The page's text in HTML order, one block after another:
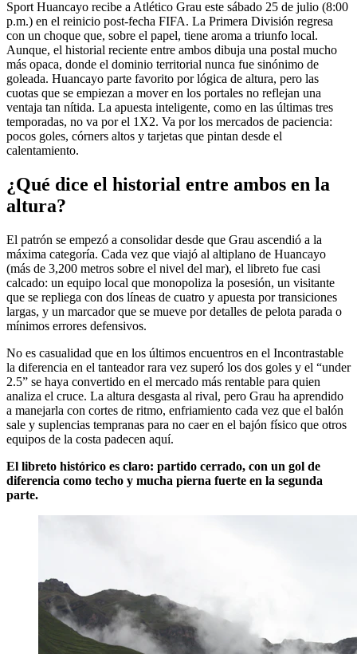
Sport Huancayo recibe a Atlético Grau este sábado 25 de julio (8:00
p.m.) en el reinicio post-fecha FIFA. La Primera División regresa
con un choque que, sobre el papel, tiene aroma a triunfo local.
Aunque, el historial reciente entre ambos dibuja una postal mucho
más opaca, donde el dominio territorial nunca fue sinónimo de
goleada. Huancayo parte favorito por lógica de altura, pero las
cuotas que se empiezan a mover en los portales no reflejan una
ventaja tan nítida. La apuesta inteligente, como en las últimas tres
temporadas, no va por el 1X2. Va por los mercados de paciencia:
pocos goles, córners altos y tarjetas que pintan desde el
calentamiento.
¿Qué dice el historial entre ambos en la
altura?
El patrón se empezó a consolidar desde que Grau ascendió a la
máxima categoría. Cada vez que viajó al altiplano de Huancayo
(más de 3,200 metros sobre el nivel del mar), el libreto fue casi
calcado: un equipo local que monopoliza la posesión, un visitante
que se repliega con dos líneas de cuatro y apuesta por transiciones
largas, y un marcador que se mueve por detalles de pelota parada o
mínimos errores defensivos.
No es casualidad que en los últimos encuentros en el Incontrastable
la diferencia en el tanteador rara vez superó los dos goles y el “under
2.5” se haya convertido en el mercado más rentable para quien
analiza el cruce. La altura desgasta al rival, pero Grau ha aprendido
a manejarla con cortes de ritmo, enfriamiento cada vez que el balón
sale y suplencias tempranas para no caer en el bajón físico que otros
equipos de la costa padecen aquí.
El libreto histórico es claro: partido cerrado, con un gol de
diferencia como techo y mucha pierna fuerte en la segunda
parte.